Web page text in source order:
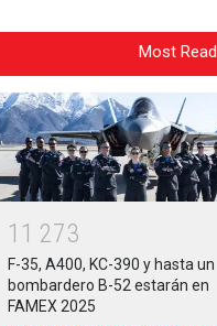
Most Read
1 1 273
F-35, A400, KC-390 y hasta un
bombardero B-52 estarán en
FAMEX 2025